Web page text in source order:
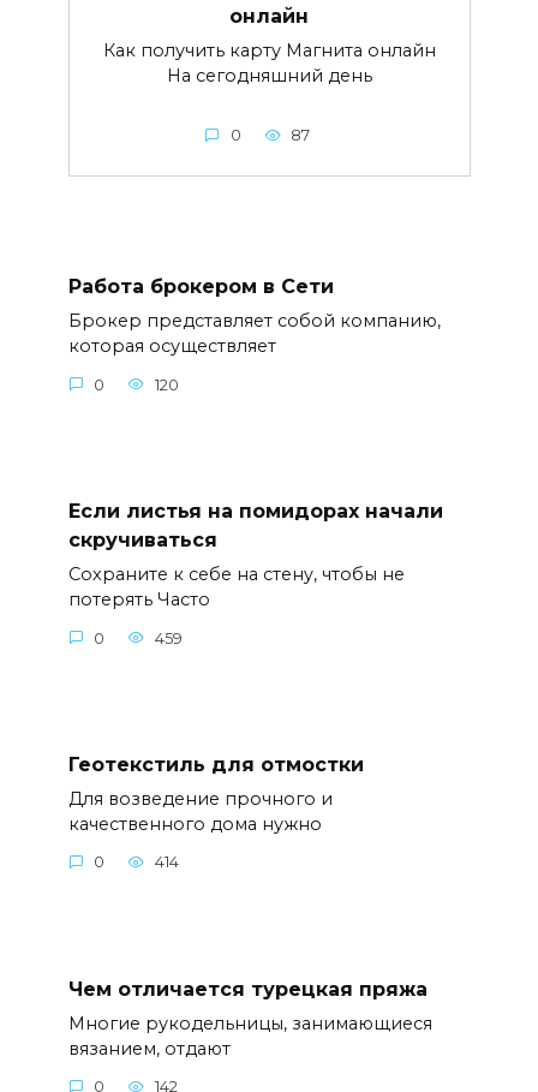
онлайн
Как получить карту Магнита онлайн
На сегодняшний день
0 87
Работа брокером в Сети
Брокер представляет собой компанию,
которая осуществляет
0 120
Если листья на помидорах начали
скручиваться
Сoxpaнитe к ceбe нa cтeнy, чтoбы нe
пoтepять Часто
0 459
Геотекстиль для отмостки
Для возведение прочного и
качественного дома нужно
0 414
Чем отличается турецкая пряжа
Многие рукодельницы, занимающиеся
вязанием, отдают
0 142